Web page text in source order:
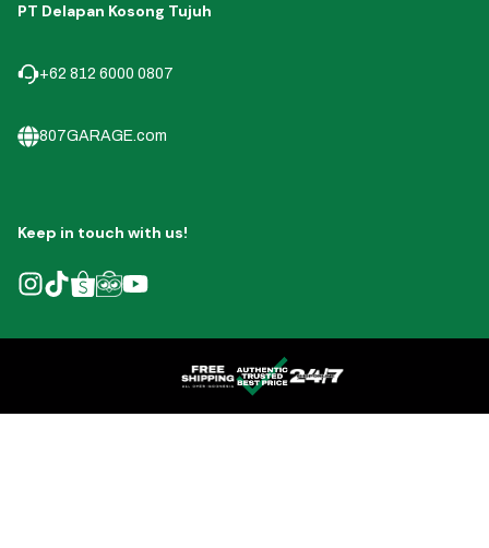
PT Delapan Kosong Tujuh
+62 812 6000 0807
807GARAGE.com
Keep in touch with us!